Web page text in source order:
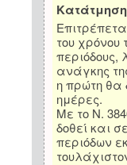
του χρόνου
περιόδους,
ανάγκης
η πρώτη θα
ημέρες.
Με το Ν.
δοθεί και
περιόδων